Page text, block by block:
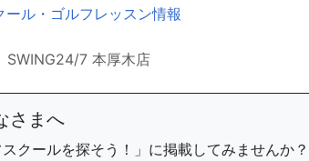
ル・ゴルフレッスン情報
SWING24/7 本厚木店
さまへ
クールを探そう！」に掲載してみませんか？